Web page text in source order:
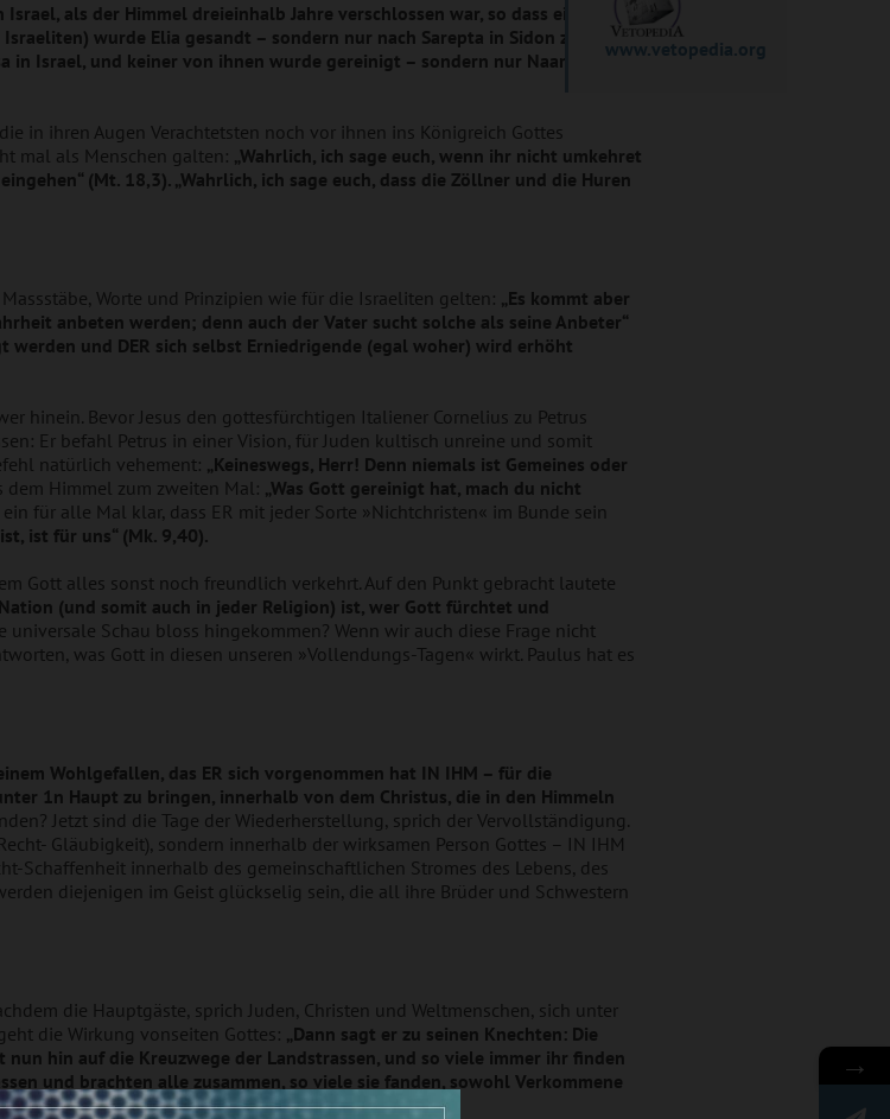
als der Himmel dreieinhalb Jahre verschlossen war, so dass eine große
wurde Elia gesandt – sondern nur nach Sarepta in Sidon zu einer
in Israel, und keiner von ihnen wurde gereinigt – sondern nur Naaman, der
in ihren Augen Verachtetsten noch vor ihnen ins Königreich Gottes
mal als Menschen galten: „Wahrlich, ich sage euch, wenn ihr nicht umkehret
(Mt. 18,3). „Wahrlich, ich sage euch, dass die Zöllner und die Huren
Worte und Prinzipien wie für die Israeliten gelten: „Es kommt aber
anbeten werden; denn auch der Vater sucht solche als seine Anbeter“
werden und DER sich selbst Erniedrigende (egal woher) wird erhöht
hinein. Bevor Jesus den gottesfürchtigen Italiener Cornelius zu Petrus
Er befahl Petrus in einer Vision, für Juden kultisch unreine und somit
natürlich vehement: „Keineswegs, Herr! Denn niemals ist Gemeines oder
dem Himmel zum zweiten Mal: „Was Gott gereinigt hat, mach du nicht
für alle Mal klar, dass ER mit jeder Sorte »Nichtchristen« im Bunde sein
ist für uns“ (Mk. 9,40).
Gott alles sonst noch freundlich verkehrt. Auf den Punkt gebracht lautete
(und somit auch in jeder Religion) ist, wer Gott fürchtet und
universale Schau bloss hingekommen? Wenn wir auch diese Frage nicht
was Gott in diesen unseren »Vollendungs-Tagen« wirkt. Paulus hat es
Wohlgefallen, das ER sich vorgenommen hat IN IHM – für die
1n Haupt zu bringen, innerhalb von dem Christus, die in den Himmeln
Jetzt sind die Tage der Wiederherstellung, sprich der Vervollständigung.
Gläubigkeit), sondern innerhalb der wirksamen Person Gottes – IN IHM
Schaffenheit innerhalb des gemeinschaftlichen Stromes des Lebens, des
diejenigen im Geist glückselig sein, die all ihre Brüder und Schwestern
die Hauptgäste, sprich Juden, Christen und Weltmenschen, sich unter
die Wirkung vonseiten Gottes: „Dann sagt er zu seinen Knechten: Die
hin auf die Kreuzwege der Landstrassen, und so viele immer ihr finden
und brachten alle zusammen, so viele sie fanden, sowohl Verkommene
www.vetopedia.org
→